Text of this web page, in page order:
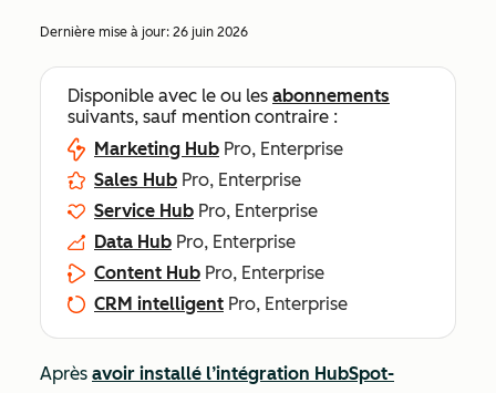
Dernière mise à jour: 26 juin 2026
Disponible avec le ou les abonnements
suivants, sauf mention contraire :
Marketing Hub Pro, Enterprise
Sales Hub Pro, Enterprise
Service Hub Pro, Enterprise
Data Hub Pro, Enterprise
Content Hub Pro, Enterprise
CRM intelligent Pro, Enterprise
Après avoir installé l’intégration HubSpot-